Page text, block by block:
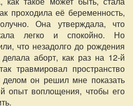
проходила её беременность,
Она утверждала, что
легко и спокойно. Но
что незадолго до рождения
аборт, как раз на 12-й
травмировал пространство
он решил мне показать
опыт воплощения, чтобы его